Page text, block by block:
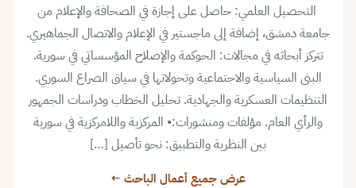
التحصيل العلمي: حاصل على إجازة في الصحافة والإعلام من
جامعة دمشق، إضافة إلى ماجستير في الإعلام والاتصال الجماهيري.
تتركز أبحاثه في مجالات: الحوكمة والإصلاح المؤسساتي في سورية.
البنى السياسية والاجتماعية وتحولاتها في سياق الصراع السوري.
التنظيمات العسكرية والجهادية. تحليل الخطاب ودراسات الجمهور
والرأي العام. مؤلفات ومنشورات:• المركزية واللامركزية في سورية
بين النظرية والتطبيق: نحو تأصيل […]
عرض جميع أعمال الباحث ←